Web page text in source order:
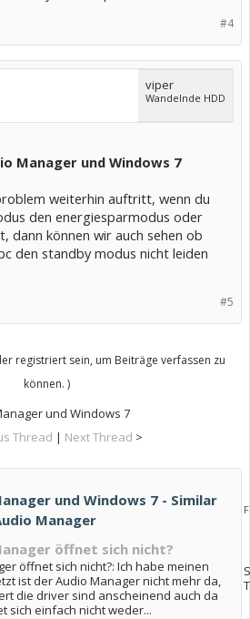
#4
viper
Wandelnde HDD
Manager und Windows 7
weiterhin auftritt, wenn du
den energiesparmodus oder
dann können wir auch sehen ob
den standby modus nicht leiden
#5
registriert sein, um Beiträge verfassen zu
können. )
und Windows 7
Thread | Next Thread >
und Windows 7 - Similar
Manager
öffnet sich nicht?
öffnet sich nicht?: Ich habe meinen
ist der Audio Manager nicht mehr da,
die driver sind anscheinend auch da
sich einfach nicht weder...